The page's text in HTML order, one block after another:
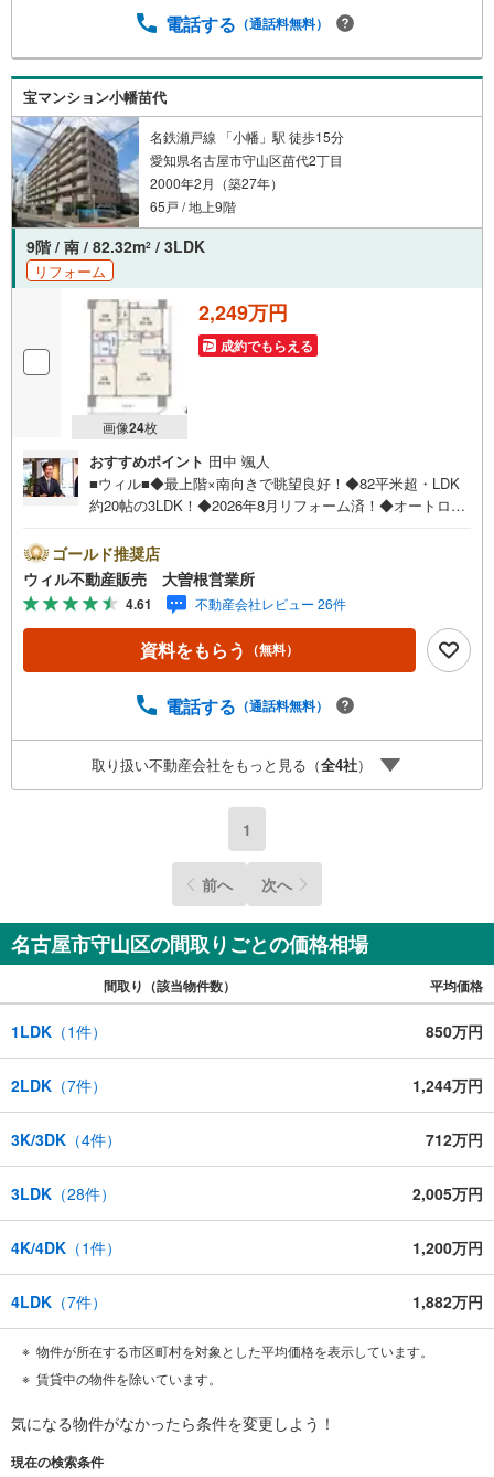
います。事前にご予約頂きましたら営業時間外でのご内覧
る方へ/不動産業者間で不動産情報が共有されているので、
名古屋市全域や、その他隣接エリアでもご内覧が可能で
す！ 【大曽根営業所】○地下鉄名城線、JR中央線「大曽
根」駅徒歩1分○お子様が遊べるキッズスペースあり○定休
日ございません
電話する （通話料無料）
宝マンション小幡苗代
名鉄瀬戸線 「小幡」駅 徒歩15分
愛知県名古屋市守山区苗代2丁目
2000年2月（築27年）
65戸 / 地上9階
9階 / 南 / 82.32m2 / 3LDK
リフォーム
画像24枚
2,249万円
成約でもらえる
おすすめポイント 田中 颯人
■ウィル■◆最上階×南向きで眺望良好！◆82平米超・LDK
約20帖の3LDK！◆2026年8月リフォーム済！◆オートロッ
部分×南向きにつき採光・眺望良好！◆専有面積82.32平米
のゆとりある3LDK！LDK約20帖の開放的な住空間です！◆
矢田川沿いの穏やかな住環境！◆2026年8月リフォーム実
施済！キッチン・浴室・トイレ・洗面台新調！◆追焚機
能・洗浄便座付き！◆オートロック完備で安心のセキュリ
ティ！◆バルコニー面積20.52平米のワイドスパン設計！◆
歩8分の便利な立地です！
ゴールド推奨店
ウィル不動産販売 大曽根営業所
4.61 不動産会社レビュー 26件
資料をもらう （無料）
電話する （通話料無料）
取り扱い不動産会社をもっと見る（全4社）
1
前へ 次へ
名古屋市守山区の間取りごとの価格相場
間取り（該当物件数） 平均価格
1LDK （1件） 850万円
2LDK （7件） 1,244万円
3K/3DK （4件） 712万円
3LDK （28件） 2,005万円
4K/4DK （1件） 1,200万円
4LDK （7件） 1,882万円
物件が所在する市区町村を対象とした平均価格を表示しています。
賃貸中の物件を除いています。
気になる物件がなかったら条件を変更しよう！
現在の検索条件